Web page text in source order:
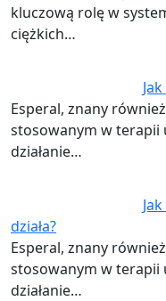
kluczową rolę w
ciężkich…
Esperal, znany
stosowanym w terapii
działanie…
działa?
Esperal, znany
stosowanym w terapii
działanie…